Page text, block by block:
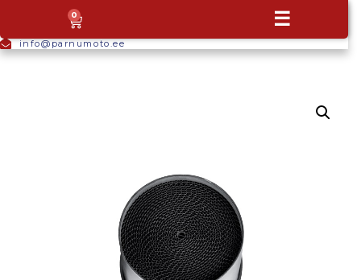
info@parnumoto.ee
0 ☰